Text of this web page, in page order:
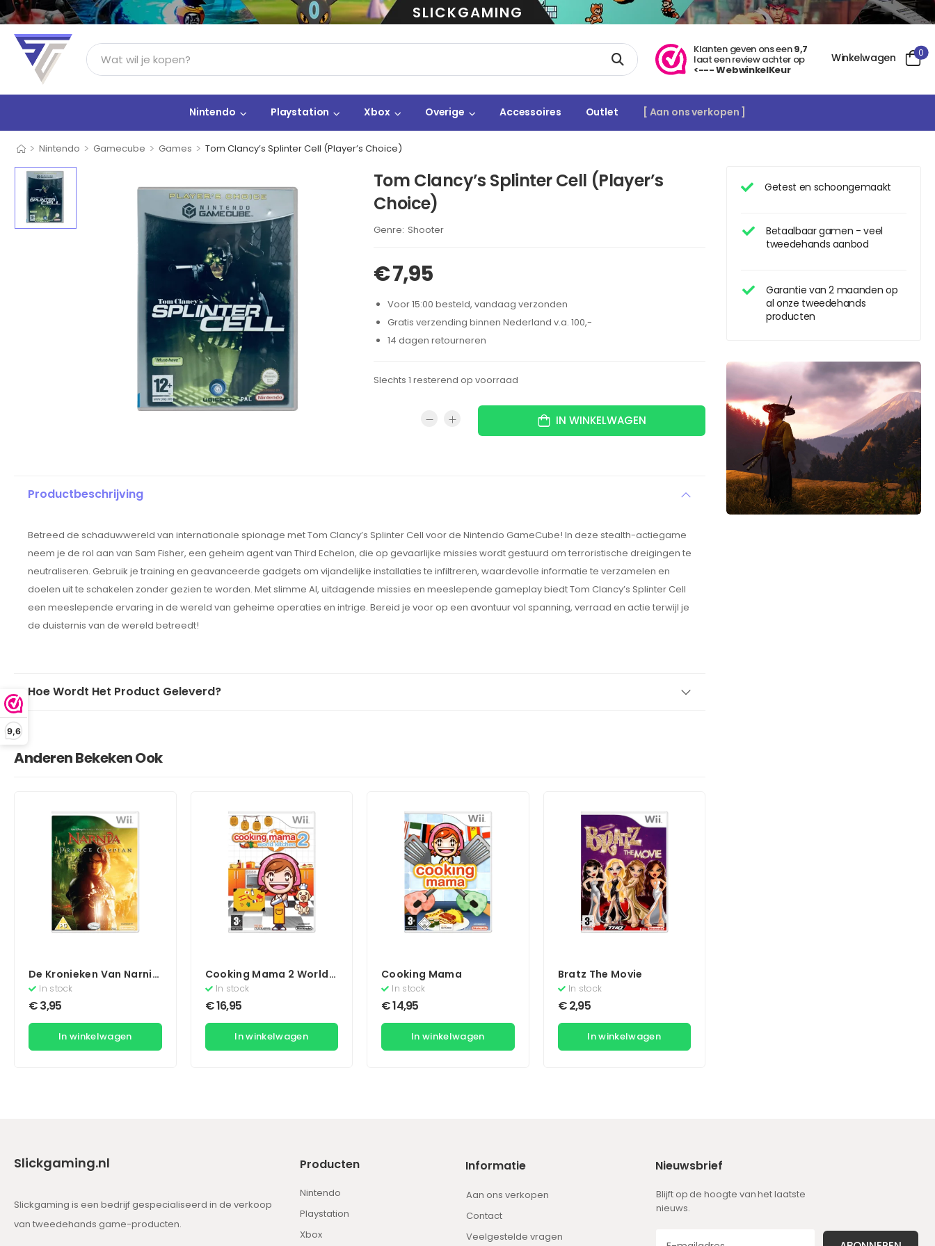
9,6
SLICKGAMING
Klanten geven ons een9,7
laat een review achter op
<--- WebwinkelKeur
Winkelwagen 0
Nintendo Playstation Xbox Overige Accessoires Outlet [ Aan ons verkopen ]
> Nintendo > Gamecube > Games > Tom Clancy’s Splinter Cell (Player’s Choice)
Getest en schoongemaakt
Betaalbaar gamen - veel
tweedehands aanbod
Garantie van 2 maanden op
al onze tweedehands
producten
Tom Clancy’s Splinter Cell (Player’s
Choice)
Brand:
Shooter
€7,95
Voor 15:00 besteld, vandaag verzonden
Gratis verzending binnen Nederland v.a. 100,-
14 dagen retourneren
Slechts 1 resterend op voorraad
IN WINKELWAGEN
Productbeschrijving
Betreed de schaduwwereld van internationale spionage met Tom Clancy’s Splinter Cell voor de Nintendo GameCube! In deze stealth-actiegame
neem je de rol aan van Sam Fisher, een geheim agent van Third Echelon, die op gevaarlijke missies wordt gestuurd om terroristische dreigingen te
neutraliseren. Gebruik je training en geavanceerde gadgets om vijandelijke installaties te infiltreren, waardevolle informatie te verzamelen en
doelen uit te schakelen zonder gezien te worden. Met slimme AI, uitdagende missies en meeslepende gameplay biedt Tom Clancy’s Splinter Cell
een meeslepende ervaring in de wereld van geheime operaties en intrige. Bereid je voor op een avontuur vol spanning, verraad en actie terwijl je
de duisternis van de wereld betreedt!
Hoe Wordt Het Product Geleverd?
Anderen Bekeken Ook
De Kronieken Van Narnia
Prins Caspian
In stock
€3,95
In winkelwagen
Cooking Mama 2 World
Kitchen
In stock
€16,95
In winkelwagen
Cooking Mama
In stock
€14,95
In winkelwagen
Bratz The Movie
In stock
€2,95
In winkelwagen
Slickgaming.nl
Slickgaming is een bedrijf gespecialiseerd in de verkoop
van tweedehands game-producten.
Producten
Nintendo
Playstation
Xbox
Informatie
Aan ons verkopen
Contact
Veelgestelde vragen
Nieuwsbrief
Blijft op de hoogte van het laatste
nieuws.